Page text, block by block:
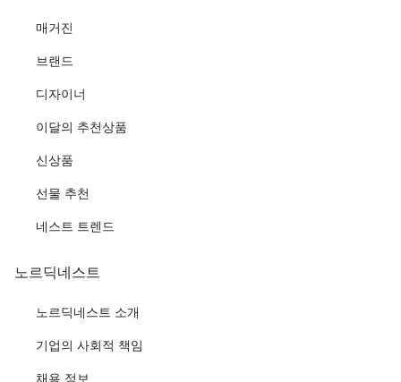
매거진
브랜드
디자이너
이달의 추천상품
신상품
선물 추천
네스트 트렌드
노르딕네스트
노르딕네스트 소개
기업의 사회적 책임
채용 정보